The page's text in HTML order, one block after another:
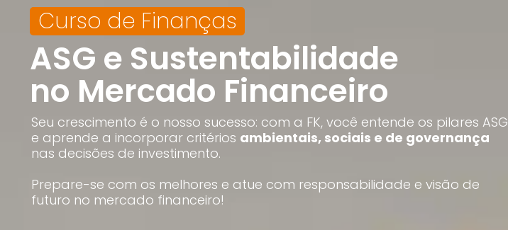
C-Pro I
C-Pro R
Curso de Finanças
ASG e Sustentabilidade
no Mercado Financeiro
Seu crescimento é o nosso sucesso: com a FK, você entende os pilares ASG
e aprende a incorporar critérios ambientais, sociais e de governança
nas decisões de investimento.
Prepare-se com os melhores e atue com responsabilidade e visão de
futuro no mercado financeiro!